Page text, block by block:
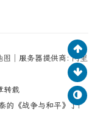
图 │服务器提供商:阿里
转载
的《战争与和平》了！